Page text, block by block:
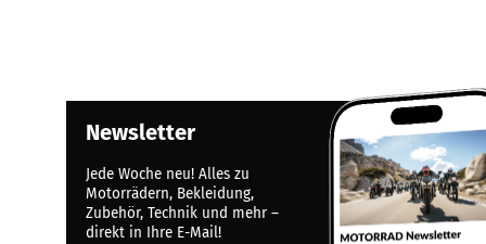
Newsletter
Jede Woche neu! Alles zu
Motorrädern, Bekleidung,
Zubehör, Technik und mehr –
direkt in Ihre E-Mail!